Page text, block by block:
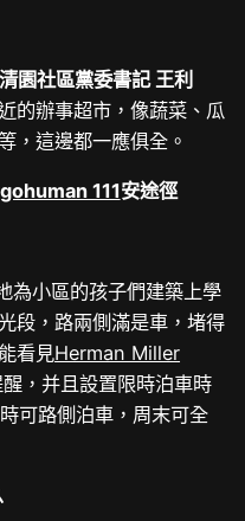
園社區黨委書記 王利
的辦事超市，像蔬菜、瓜
，這邊都一應俱全。
111安途徑
為小區的孩子們建築上學
段，路兩側滿是車，堵得
看見Herman Miller
醒，并且設置限時泊車時
可路側泊車，周末可全